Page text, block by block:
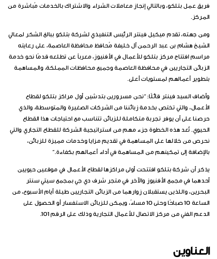
فريق عمل بتلكو، وبالتالي إنجاز معاملات الشراء والاشتراك بالخدمات مُباشرة من
المركز.
ومن جهته، تقدم ميكيل فينتر الرئيس التنفيذي لشركة بتلكو ببالغ الشكر لمعالي
الشيخ هشام بن عبد الرحمن آل خليفة مُحافظ محافظة العاصمة، على رعايته
مراسم افتتاح مركز بتلكو للأعمال في الأفنيوز، معرباً عن تطلعه قدمًا نحو خدمة
الزبائن التجاريين في محافظة العاصمة وجميع محافظات المملكة، والمساهمة
بتطوير أعمالهم لمستويات أعلى.
وأضاف السيد فينتر قائلًا: “نحن مسرورين بتدشين أول مراكز بتلكو لقطاع
الأعمال، والتي تختص بخدمة زبائننا من الشركات الصغيرة والمتوسطة، والذي
حرصنا على أن يوفر تجربة متكاملة للزبائن تتناسب مع احتياجات هذا القطاع
الحيوي. تٌعد هذه الخطوة جزء مهم من استراتيجية الشركة للقطاع التجاري والتي
نحرص من خلالها على المساهمة في تقديم مزايا وخدمات مميزة للزبائن،
بالإضافة إلى تمكينهم من المساهمة في أداء أعمالهم بكفاءة.”
يذكر أن شركة بتلكو افتتحت أولى مراكزها لقطاع الأعمال في موقعين حيويين
أحدهما في مجمع الأفنيوز والآخر في متجر شرف دي جي بمجمع سيتي سنتر
البحرين، واللذين يستقبلان زوارهما من الزبائن التجاريين طيلة أيام الأسبوع، من
الساعة 10 صباحًا وحتى 10 مساءً، ويمكن للزبائن الاستفسار أو الحصول على
الدعم الفني من مركز الاتصال للأعمال التجارية وذلك على الرقم 101.
العناوين